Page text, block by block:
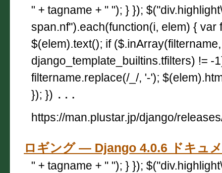
" + tagname + " "); } });
span.nf").each(function(i, elem) { var
$(elem).text(); if ($.inArray(filtername,
django_template_builtins.tfilters) != -
filtername.replace(/_/, '-');
}); }) ...
https://man.plustar.jp/django/
ロギング — Django 4.0.6 ドキュ
" + tagname + " "); } });